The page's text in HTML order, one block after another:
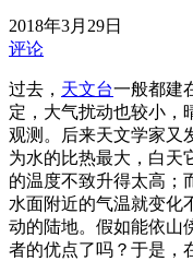
2018年3月29日
评论
过去， 天文台一般都建
定，大气扰动也较小，
观测。后来天文学家又
为水的比热最大，白天
的温度不致升得太高；
水面附近的气温就变化
动的陆地。假如能依山
者的优点了吗？于是，